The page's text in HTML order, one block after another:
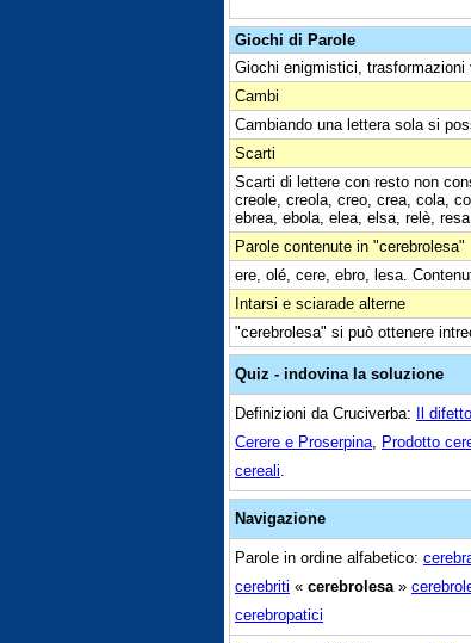
Giochi di Parole
Giochi enigmistici,
Cambi
Cambiando una lettera sola si
Scarti
Scarti di lettere con resto non
creole, creola, creo, crea, cola,
ebrea, ebola, elea, elsa, relè,
Parole contenute in "cerebrolesa"
ere, olé, cere, ebro, lesa.
Intarsi e sciarade alterne
"cerebrolesa" si può ottenere
Quiz - indovina la soluzione
Definizioni da Cruciverba: Il
Cerere e Proserpina Prodotto
cereali
Navigazione
Parole in ordine alfabetico:
cerebriti « cerebrolesa »
cerebropatici